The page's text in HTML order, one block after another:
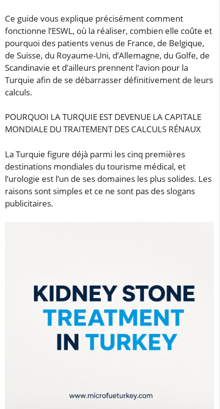
Ce guide vous explique précisément comment
fonctionne l’ESWL, où la réaliser, combien elle coûte et
pourquoi des patients venus de France, de Belgique,
de Suisse, du Royaume-Uni, d’Allemagne, du Golfe, de
Scandinavie et d’ailleurs prennent l’avion pour la
Turquie afin de se débarrasser définitivement de leurs
calculs.
POURQUOI LA TURQUIE EST DEVENUE LA CAPITALE
MONDIALE DU TRAITEMENT DES CALCULS RÉNAUX
La Turquie figure déjà parmi les cinq premières
destinations mondiales du tourisme médical, et
l’urologie est l’un de ses domaines les plus solides. Les
raisons sont simples et ce ne sont pas des slogans
publicitaires.